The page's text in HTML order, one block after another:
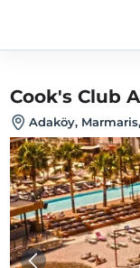
Cook's Club
Adaköy,